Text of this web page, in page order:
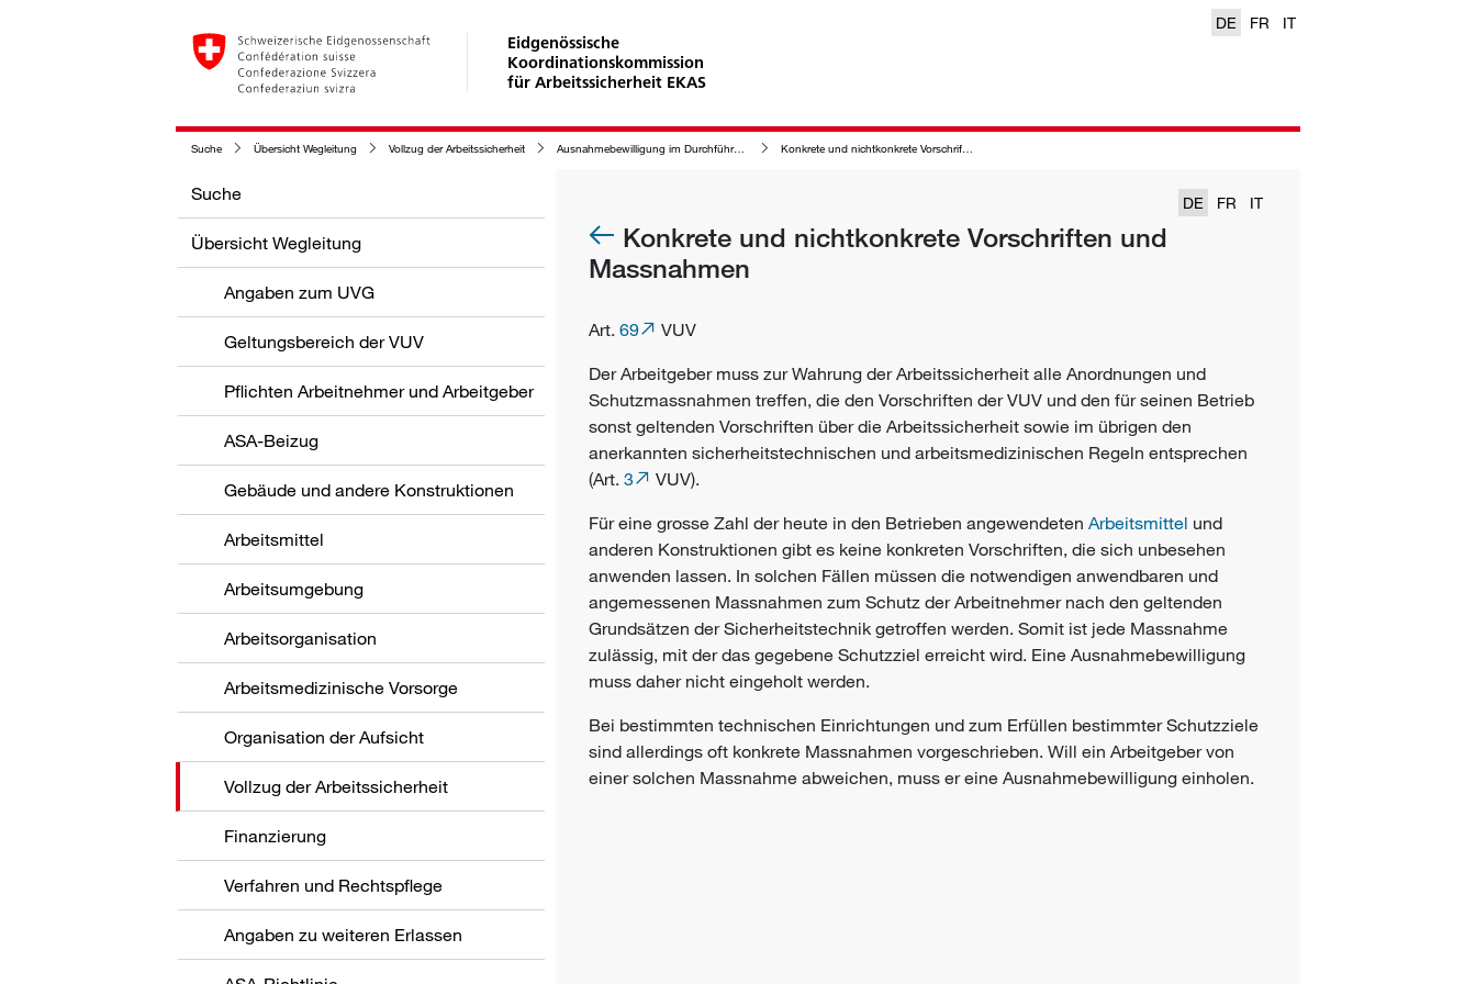
Eidgenössische
Koordinationskommission
für Arbeitssicherheit EKAS
DE FR IT
Suche Übersicht Wegleitung Vollzug der Arbeitssicherheit Ausnahmebewilligung im Durchführungsverfahren der Arbeitssicherheit Konkrete und nichtkonkrete Vorschriften und Massnahmen
Suche
Übersicht Wegleitung
Angaben zum UVG
Geltungsbereich der VUV
Pflichten Arbeitnehmer und Arbeitgeber
ASA-Beizug
Gebäude und andere Konstruktionen
Arbeitsmittel
Arbeitsumgebung
Arbeitsorganisation
Arbeitsmedizinische Vorsorge
Organisation der Aufsicht
Vollzug der Arbeitssicherheit
Finanzierung
Verfahren und Rechtspflege
Angaben zu weiteren Erlassen
DE FR IT
Konkrete und nichtkonkrete Vorschriften und
Massnahmen
Art. 69
VUV
DerArbeitgebermuss zur Wahrung der Arbeitssicherheit alle Anordnungen und
Schutzmassnahmen treffen, die den Vorschriften der VUV und den für seinen Betrieb
sonst geltenden Vorschriften über die Arbeitssicherheit sowie im übrigen den
anerkannten sicherheitstechnischen und arbeitsmedizinischen Regeln entsprechen
(Art. 3
VUV).
Für eine grosse Zahl der heute in den Betrieben angewendeten Arbeitsmittel und
anderen Konstruktionen gibt es keine konkreten Vorschriften, die sich unbesehen
anwenden lassen. In solchen Fällen müssen die notwendigen anwendbaren und
angemessenen Massnahmen zum Schutz derArbeitnehmernach den geltenden
Grundsätzen der Sicherheitstechnik getroffen werden. Somit ist jede Massnahme
zulässig, mit der das gegebene Schutzziel erreicht wird. Eine Ausnahmebewilligung
muss daher nicht eingeholt werden.
Bei bestimmten technischen Einrichtungen und zum Erfüllen bestimmter Schutzziele
sind allerdings oft konkrete Massnahmen vorgeschrieben. Will ein Arbeitgeber von
einer solchen Massnahme abweichen, muss er eine Ausnahmebewilligung einholen.